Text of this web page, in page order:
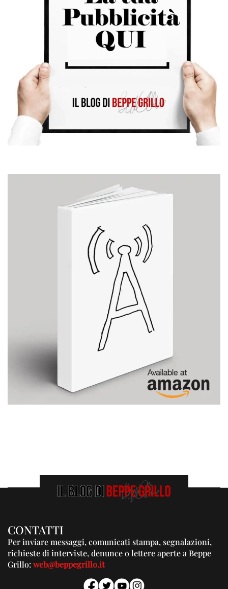
CONTATTI
Per inviare messaggi, comunicati stampa, segnalazioni,
richieste di interviste, denunce o lettere aperte a Beppe
Grillo:web@beppegrillo.it